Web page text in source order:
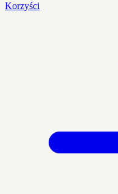
Korzyści